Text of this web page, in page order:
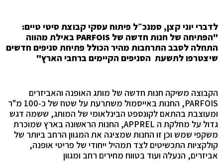
לדברי יוני קצן, סמנכ״ל פיתוח עסקי קבוצת סיטי טיים:
"הפתיחה של חנות חדשה של PARFOIS באילת מהווה
התחלה לסבב התרחבות מהיר הכולל פתיחת סניפים חדשים
שיצטרפו לתשעת הסניפים הקיימים ברחבי הארץ"
הקבוצה משיקה חנות חדשה של מותג האופנה והאביזרים
PARFOIS, החנות באייסמול משתרעת על שטח של כ-100 מ"ר
ומעוצבת בהתאם לקונספט הבינלאומי של המותג, ששמה דגש
גדול על מחלקת ה APPREL, החנות הראשונה בארץ שמוכרת
משקפי שמש וכן זו החנות שמציגה את המגוון הרחב ביותר של
קולקציות התכשיטים לצד תמהיל ייחודי של פריטי אופנה,
אביזרים, הנעלה ועוד בטווח מחירים רחב ומגוון